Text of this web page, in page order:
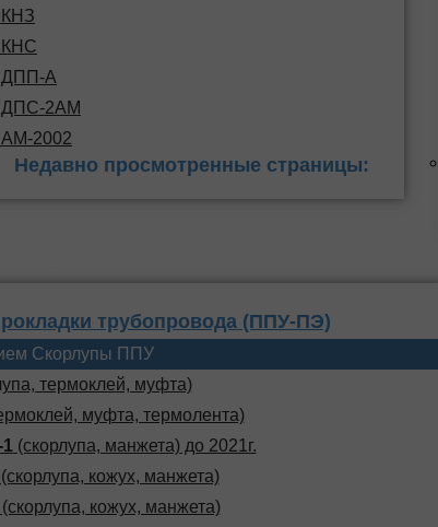
КНЗ
КНС
ДПП-А
ДПС-2АМ
АМ-2002
Недавно просмотренные страницы:
трубопровода (ППУ-ПЭ)
Скорлупы ППУ
термоклей, муфта)
муфта, термолента)
(скорлупа, манжета) до 2021г.
(скорлупа, кожух, манжета)
(скорлупа, кожух, манжета)